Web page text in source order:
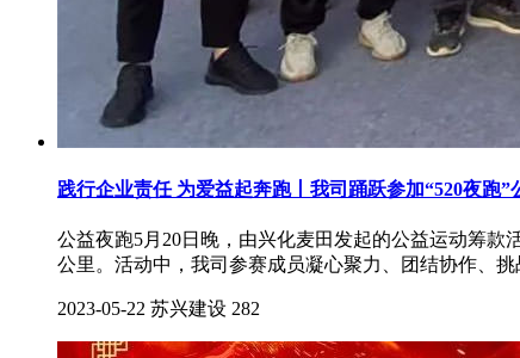
践行企业责任 为爱益起奔跑丨我司踊跃参加“520夜跑”
公益夜跑5月20日晚，由兴化麦田发起的公益运动筹款
公里。活动中，我司参赛成员凝心聚力、团结协作、
2023-05-22 苏兴建设 282